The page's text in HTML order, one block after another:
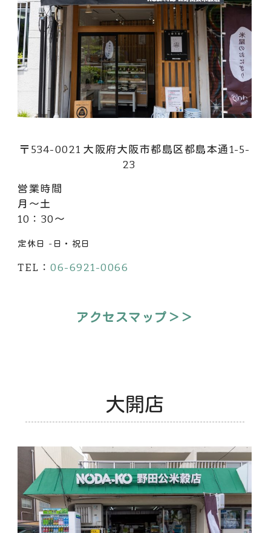
〒534-0021 大阪府大阪市都島区都島本通1-5-
23
営業時間
月～土
10：30～
定休日 -日・祝日
TEL：06-6921-0066
アクセスマップ＞＞
大開店